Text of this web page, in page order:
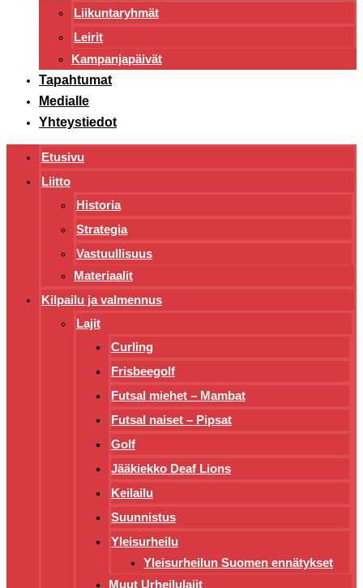
Liikuntaryhmät
Leirit
Kampanjapäivät
Tapahtumat
Medialle
Yhteystiedot
Etusivu
Liitto
Historia
Strategia
Vastuullisuus
Materiaalit
Kilpailu ja valmennus
Lajit
Curling
Frisbeegolf
Futsal miehet – Mambat
Futsal naiset – Pipsat
Golf
Jääkiekko Deaf Lions
Keilailu
Suunnistus
Yleisurheilu
Yleisurheilun Suomen ennätykset
Muut Urheilulajit